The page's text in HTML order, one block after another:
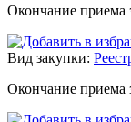
Окончание приема
Вид закупки:
Окончание приема